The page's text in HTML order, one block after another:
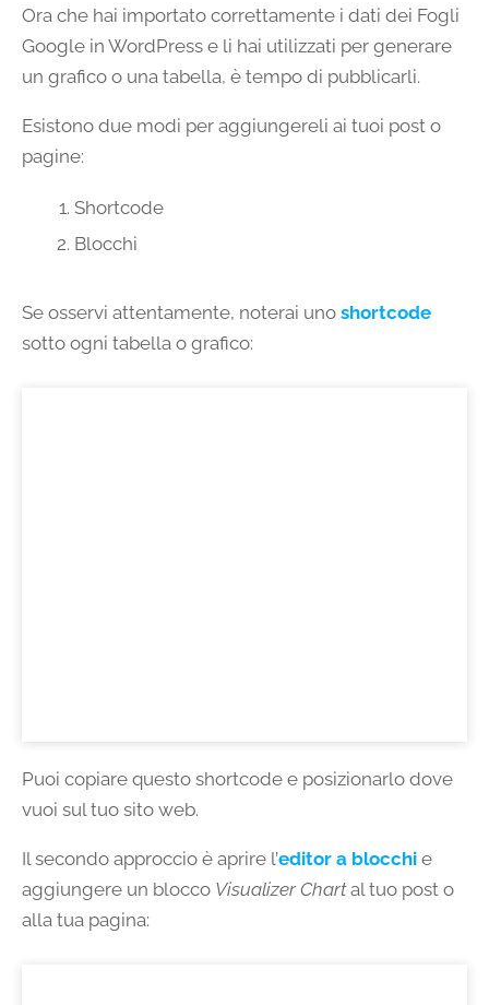
Ora che hai importato correttamente i dati dei Fogli
Google in WordPress e li hai utilizzati per generare
un grafico o una tabella, è tempo di pubblicarli.
Esistono due modi per aggiungereli ai tuoi post o
pagine:
Shortcode
Blocchi
Se osservi attentamente, noterai uno shortcode
sotto ogni tabella o grafico:
Puoi copiare questo shortcode e posizionarlo dove
vuoi sul tuo sito web.
Il secondo approccio è aprire l’editor a blocchi e
aggiungere un blocco Visualizer Chartal tuo post o
alla tua pagina: